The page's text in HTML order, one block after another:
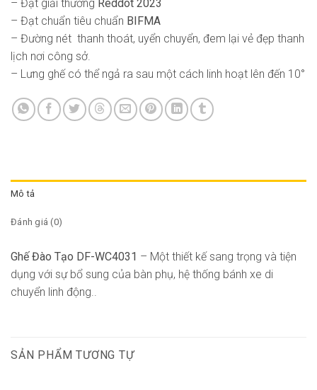
– Đạt giải thưởng Reddot 2023
– Đạt chuẩn tiêu chuẩn BIFMA
– Đường nét thanh thoát, uyển chuyển, đem lại vẻ đẹp thanh
lịch nơi công sở.
– Lưng ghế có thể ngả ra sau một cách linh hoạt lên đến 10°
Mô tả
Đánh giá (0)
Ghế Đào Tạo DF-WC4031 – Một thiết kế sang trọng và tiện
dụng với sự bổ sung của bàn phụ, hệ thống bánh xe di
chuyển linh động..
SẢN PHẨM TƯƠNG TỰ